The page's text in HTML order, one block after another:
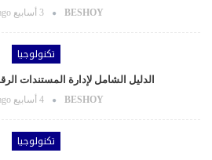
BESHOY 3 أسابيع ago
تكنولوجيا
الدليل الشامل لإدارة المستندات
BESHOY 4 أسابيع ago
تكنولوجيا